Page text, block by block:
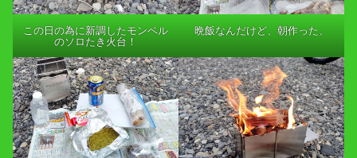
この日の為に新調したモンベル
のソロたき火台！
晩飯なんだけど、朝作った、